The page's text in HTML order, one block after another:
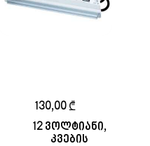
130,00₾
12 ვოლტიანი,
კვების